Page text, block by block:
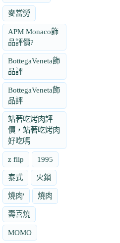
麥當勞
APM Monaco飾
品評價?
BottegaVeneta飾
品評
BottegaVeneta飾
品評
站著吃烤肉評
價，站著吃烤肉
好吃嗎
z flip 1995
泰式 火鍋
燒肉' 燒肉
壽喜燒
MOMO